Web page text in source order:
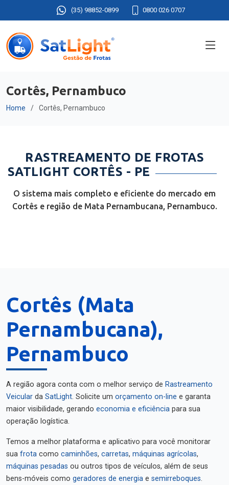
(35) 98852-0899 0800 026 0707
Cortês, Pernambuco
Home Cortês, Pernambuco
RASTREAMENTO DE FROTAS
SATLIGHT CORTÊS - PE
O sistema mais completo e eficiente do mercado em
Cortês e região de Mata Pernambucana, Pernambuco.
Cortês (Mata
Pernambucana),
Pernambuco
A região agora conta com o melhor serviço de Rastreamento
Veicular da SatLight. Solicite um orçamento on-line e garanta
maior visibilidade, gerando economia e eficiência para sua
operação logística.
Temos a melhor plataforma e aplicativo para você monitorar
sua frota como caminhões, carretas, máquinas agrícolas,
máquinas pesadas ou outros tipos de veículos, além de seus
bens-móveis como geradores de energia e semirreboques.